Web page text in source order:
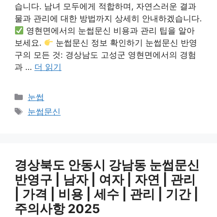
습니다. 남녀 모두에게 적합하며, 자연스러운 결과
물과 관리에 대한 방법까지 상세히 안내하겠습니다.
영현면에서의 눈썹문신 비용과 관리 팁을 알아
보세요.
눈썹문신 정보 확인하기 눈썹문신 반영
구의 모든 것: 경상남도 고성군 영현면에서의 경험
과 … 더 읽기
카
테
눈썹
태
눈썹문신
경상북도 안동시 강남동 눈썹문신
반영구 | 남자 | 여자 | 자연 | 관리
| 가격 | 비용 | 세수 | 관리 | 기간 |
주의사항 2025